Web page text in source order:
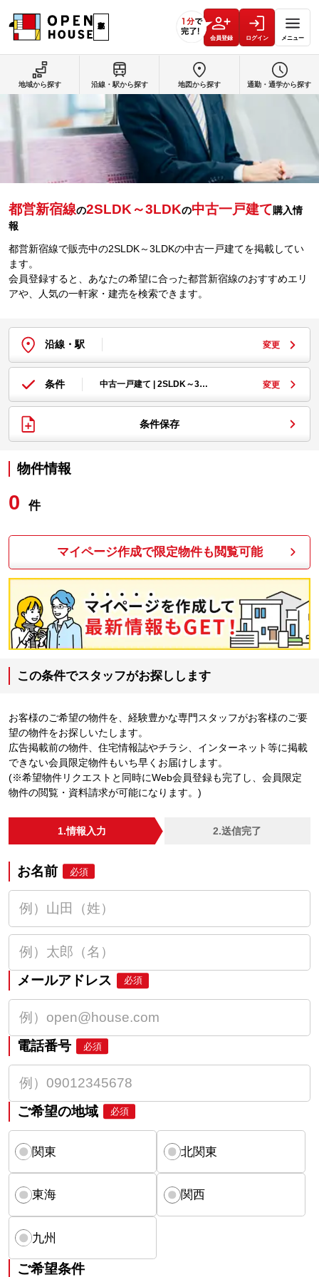
会員登録 ログイン メニュー
都営新宿線の2SLDK～3LDKの中古一戸建て購入情
報
都営新宿線で販売中の2SLDK～3LDKの中古一戸建てを掲載してい
ます。
会員登録すると、あなたの希望に合った都営新宿線のおすすめエリ
アや、人気の一軒家・建売を検索できます。
沿線・駅 変更
条件 中古一戸建て | 2SLDK～3… 変更
条件保存
物件情報
0 件
マイページ作成で限定物件も閲覧可能
この条件でスタッフがお探しします
お客様のご希望の物件を、経験豊かな専門スタッフがお客様のご要
望の物件をお探しいたします。
広告掲載前の物件、住宅情報誌やチラシ、インターネット等に掲載
できない会員限定物件もいち早くお届けします。
(※希望物件リクエストと同時にWeb会員登録も完了し、会員限定
物件の閲覧・資料請求が可能になります。)
1.情報入力 2.送信完了
お名前 必須
メールアドレス 必須
電話番号 必須
ご希望の地域 必須
関東 北関東
東海 関西
九州
ご希望条件
地域から探す 沿線・駅から探す 地図から探す 通勤・通学から探す